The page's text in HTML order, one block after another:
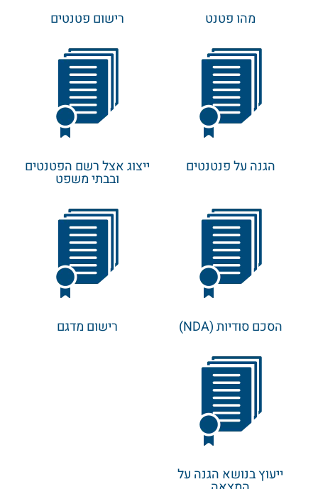
מהו פטנט רישום פטנטים
הגנה על פנטנטים ייצוג אצל רשם הפטנטים
ובבתי משפט
הסכם סודיות (NDA) רישום מדגם
ייעוץ בנושא הגנה על